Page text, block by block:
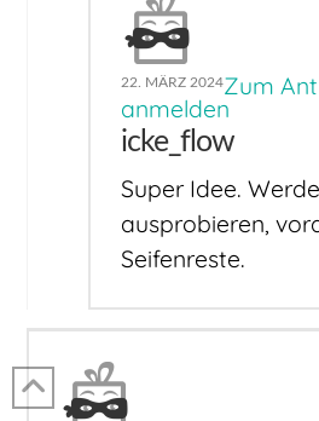
22. MÄRZ 2024Zum
anmelden
icke_flow
Super Idee.
ausprobieren,
Seifenreste.